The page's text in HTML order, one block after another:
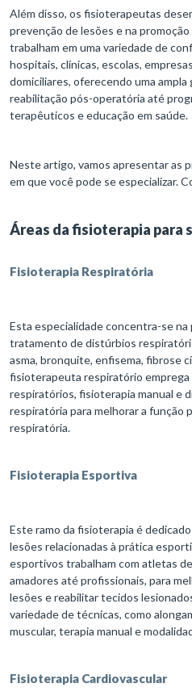
Além disso, os fisioterapeutas
prevenção de lesões e na
trabalham em uma variedade de
hospitais, clínicas, escolas,
domiciliares, oferecendo uma ampla
reabilitação pós-operatória até
terapêuticos e educação em saúde.
Neste artigo, vamos apresentar as
em que você pode se especializar.
Áreas da fisioterapia para
Fisioterapia Respiratória
Esta especialidade concentra-se na
tratamento de distúrbios
asma, bronquite, enfisema, fibrose
fisioterapeuta respiratório
respiratórios, fisioterapia manual e
respiratória para melhorar a função
respiratória.
Fisioterapia Esportiva
Este ramo da fisioterapia é
lesões relacionadas à prática
esportivos trabalham com atletas
amadores até profissionais, para
lesões e reabilitar tecidos
variedade de técnicas, como
muscular, terapia manual e
Fisioterapia Cardiovascular